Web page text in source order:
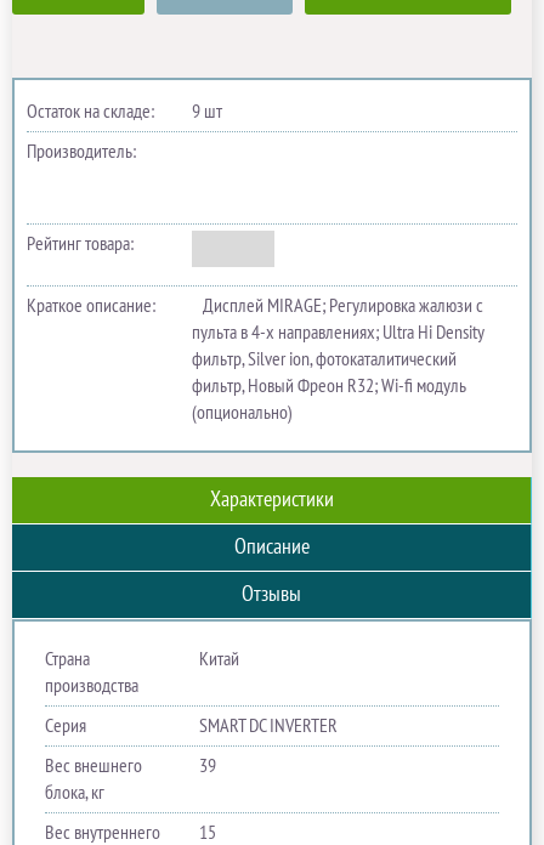
Остаток на складе:
9 шт
Производитель:
Рейтинг товара:
Краткое описание:
Дисплей MIRAGE; Регулировка жалюзи с
пульта в 4-х направлениях; Ultra Hi Density
фильтр, Silver ion, фотокаталитический
фильтр, Новый Фреон R32; Wi-fi модуль
(опционально)
Характеристики
Описание
Отзывы
Страна
производства
Китай
Серия
SMART DC INVERTER
Вес внешнего
блока, кг
39
Вес внутреннего
15